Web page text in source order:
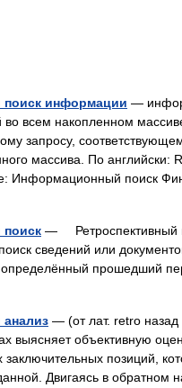
поиск информации —
всем накопленном
запросу,
массива. По английски:
Информационный поиск
поиск — Ретроспективный
сведений или
определённый прошедший
анализ — (от лат. retro назад
выясняет объективную
заключительных позиций,
Двигаясь в обратном